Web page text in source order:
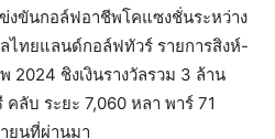
งขันกอล์ฟอาชีพโคแซงชั่นระหว่าง
ไทยแลนด์กอล์ฟทัวร์​ รายการสิงห์-
2024 ชิงเงินรางวัลรวม 3 ล้าน
ลับ ระยะ 7,060 หลา พาร์ 71
ยนที่ผ่านมา